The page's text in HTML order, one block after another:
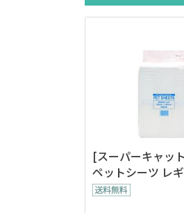
[スーパーキャッ
ペットシーツ レ
0枚入